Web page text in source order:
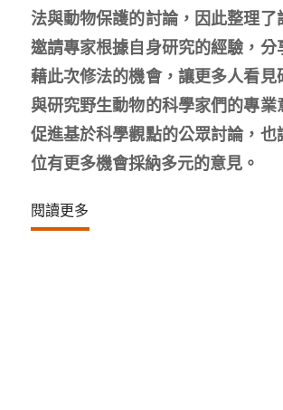
法與動物保護的討論，因此整理了
邀請專家根據自身研究的經驗，分
藉此次修法的機會，讓更多人看見
與研究野生動物的科學家們的專業
促進基於科學觀點的公眾討論，也
位有更多機會採納多元的意見。
閱讀更多